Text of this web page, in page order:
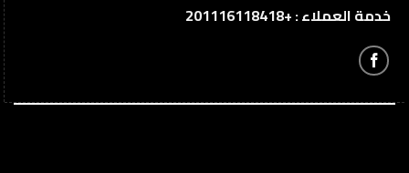
خدمة العملاء : +201116118418